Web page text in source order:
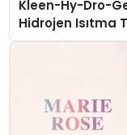
Kleen-Hy-Dro-
Hidrojen Isıtma
Düzenleyici